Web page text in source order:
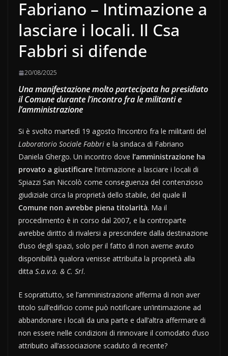
Fabriano – Intimazione a
lasciare i locali. Il Csa
Fabbri si difende
20/08/2025
Una manifestazione molto partecipata ha presidiato
il Comune durante l’incontro fra le militanti e
l’amministrazione
Si è svolto martedì 19 agosto l’incontro fra le militanti del
Laboratorio Sociale Fabbri e la sindaca di Fabriano
Daniela Ghergo. Un incontro dove l’amministrazione ha
provato a giustificare l’intimazione a lasciare i locali di
Spiazzi San Niccolò come conseguenza del contenzioso
giudiziale circa la proprietà dello stabile, del quale il
Comune non avrebbe piena titolarità. Ma il
procedimento è in corso dal 2007, e la controparte
avrebbe diritto di rivalersi a prescindere dalla destinazione
d’uso degli spazi, solo per il fatto di non averne avuto
disponibilità qualora venisse attribuita la proprietà alla
ditta S.a.v.a. & C. Srl.
E soprattutto, se l’amministrazione afferma di non aver
titolo sull’edificio come può notificare un’intimazione ad
abbandonare i locali da una parte e dall’altra affermare di
non essere nelle condizioni di rinnovare il comodato d’uso
attribuito all’associazione scaduto di recente?